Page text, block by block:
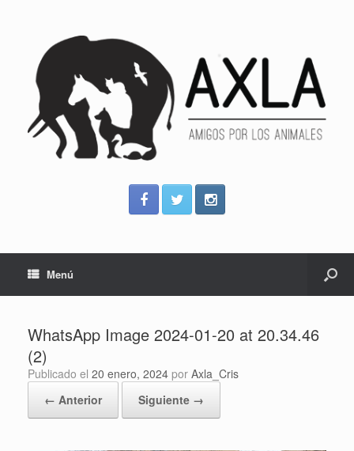
Menú
WhatsApp Image 2024-01-20 at 20.34.46
(2)
Publicado el 20 enero, 2024 por Axla_Cris
← Anterior
Siguiente →